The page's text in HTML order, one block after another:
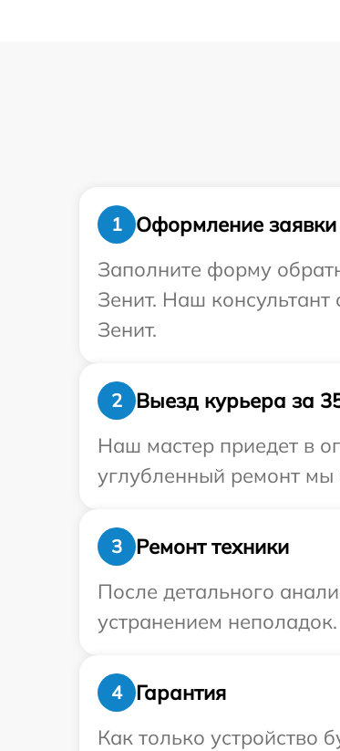
1
Оформление заявки
Заполните форму
Зенит. Наш
Зенит.
2
Выезд курьера за
Наш мастер приедет в
углубленный ремонт мы
3
Ремонт техники
После детального
устранением неполадок.
4
Гарантия
Как только устройство